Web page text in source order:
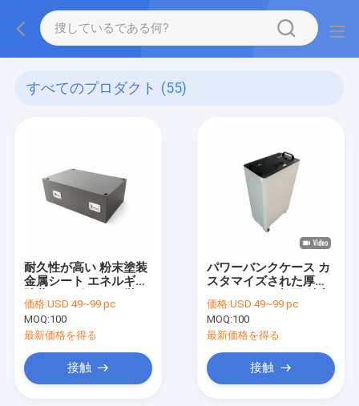
すべてのプロダクト (55)
耐久性が高い 粉末塗装
金属シート エネルギー
い環境と延長使用寿命
に理想的です
価格:USD 49~99 pc
MOQ:100
最新価格を得る
接触
パワーバンクケース カ
スタマイズされた厚さ
加工 電子機器のための
耐久性と金属の箱
価格:USD 49~99 pc
MOQ:100
最新価格を得る
接触